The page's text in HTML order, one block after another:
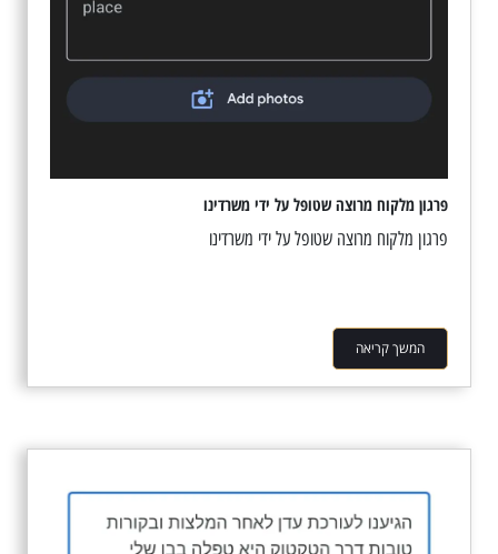
פרגון מלקוח מרוצה שטופל על ידי משרדינו
פרגון מלקוח מרוצה שטופל על ידי משרדינו
המשך קריאה